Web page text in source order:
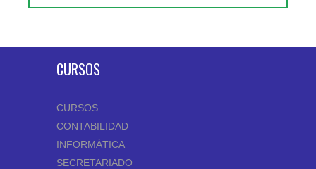
CURSOS
CURSOS
CONTABILIDAD
INFORMÁTICA
SECRETARIADO